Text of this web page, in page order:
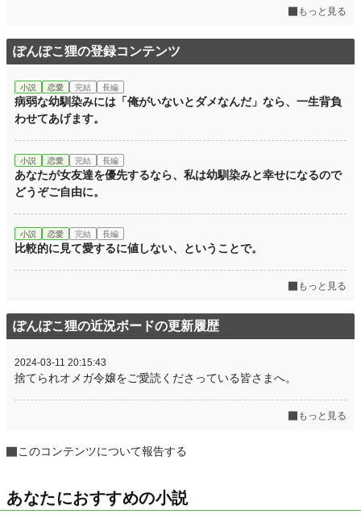
もっと見る
ぽんぽこ狸の登録コンテンツ
小説 恋愛 完結 長編
病弱な幼馴染みには「俺がいないとダメなんだ」なら、一生背負
わせてあげます。
小説 恋愛 完結 長編
あなたが女友達を優先するなら、私は幼馴染みと幸せになるので
どうぞご自由に。
小説 恋愛 完結 長編
比較的に見て愛するに値しない、ということで。
もっと見る
ぽんぽこ狸の近況ボードの更新履歴
2024-03-11 20:15:43
捨てられオメガ令嬢をご愛読くださっている皆さまへ。
もっと見る
このコンテンツについて報告する
あなたにおすすめの小説